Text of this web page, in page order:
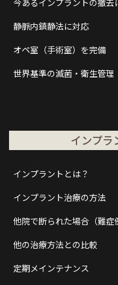
今あるインプラントの撤去
静脈内鎮静法に対応
オペ室（手術室）を完備
世界基準の滅菌・衛生管理
インプラ
インプラントとは？
インプラント治療の方法
他院で断られた場合（難症
他の治療方法との比較
定期メインテナンス